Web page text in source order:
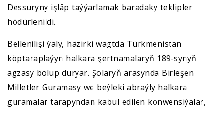
Dessuryny işläp taýýarlamak baradaky teklipler
hödürlenildi.
Bellenilişi ýaly, häzirki wagtda Türkmenistan
köptaraplaýyn halkara şertnamalaryň 189-synyň
agzasy bolup durýar. Şolaryň arasynda Birleşen
Milletler Guramasy we beýleki abraýly halkara
guramalar tarapyndan kabul edilen konwensiýalar,